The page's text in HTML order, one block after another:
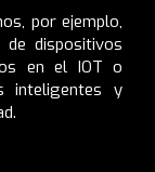
por ejemplo,
de dispositivos
en el IOT o
inteligentes y